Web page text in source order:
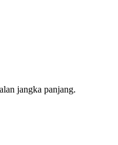
jangka panjang.